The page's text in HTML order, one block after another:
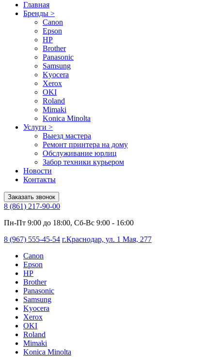
Главная
Бренды >
Canon
Epson
HP
Brother
Panasonic
Samsung
Kyocera
Xerox
OKI
Roland
Mimaki
Konica Minolta
Услуги >
Выезд мастера
Ремонт принтера на дому
Обслуживание юрлиц
Забор техники курьером
Новости
Контакты
Заказать звонок
8 (861) 217-90-00
Пн-Пт 9:00 до 18:00, Сб-Вс 9:00 - 16:00
8 (967) 555-45-54 г.Краснодар, ул. 1 Мая, 277
Canon
Epson
HP
Brother
Panasonic
Samsung
Kyocera
Xerox
OKI
Roland
Mimaki
Konica Minolta